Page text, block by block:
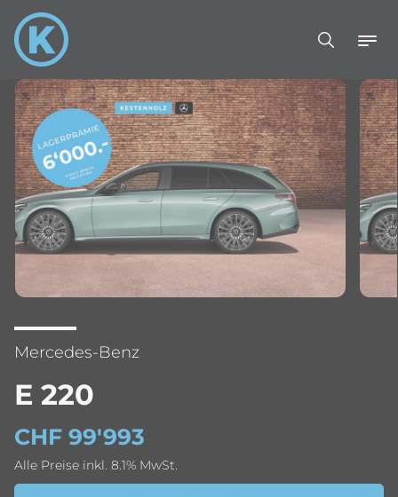
Mercedes-Benz
E 220
CHF 99'993
Alle Preise inkl. 8.1% MwSt.